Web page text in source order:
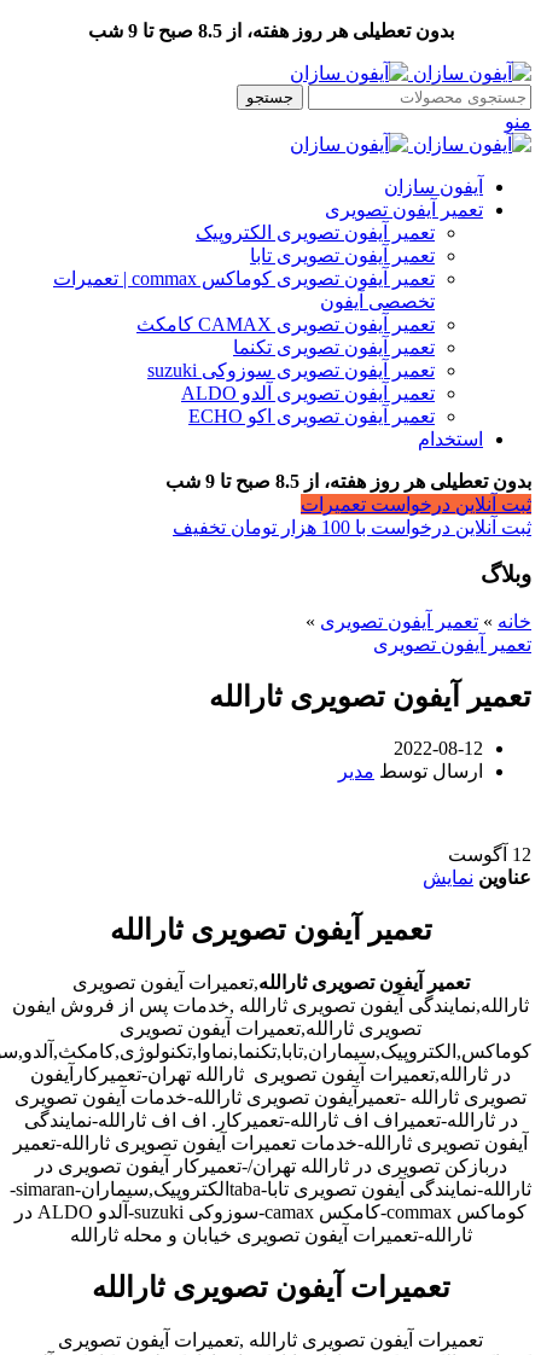
بدون تعطیلی هر روز هفته، از 8.5 صبح تا 9 شب
جستجو
منو
آیفون سازان
تعمیر آیفون تصویری
تعمیر آیفون تصویری الکتروپیک
تعمیر آیفون تصویری تابا
تعمیر آیفون تصویری کوماکس commax | تعمیرات
تخصصی آیفون
تعمیر آیفون تصویری CAMAX کامکث
تعمیر آیفون تصویری تکنما
تعمیر آیفون تصویری سوزوکی suzuki
تعمیر آیفون تصویری آلدو ALDO
تعمیر آیفون تصویری اکو ECHO
استخدام
بدون تعطیلی هر روز هفته، از 8.5 صبح تا 9 شب
ثبت آنلاین درخواست تعمیرات
ثبت آنلاین درخواست با 100 هزار تومان تخفیف
وبلاگ
خانه » تعمیر آیفون تصویری »
تعمیر آیفون تصویری
تعمیر آیفون تصویری ثارالله
2022-08-12
ارسال توسط مدیر
12 آگوست
عناوین نمایش
تعمیر آیفون تصویری ثارالله
تعمیر آیفون تصویری ثارالله,تعمیرات آیفون تصویری
ثارالله,نمایندگی آیفون تصویری ثارالله ,خدمات پس از فروش ایفون
تصویری ثارالله,تعمیرات آیفون تصویری
در ثارالله,تعمیرات آیفون تصویری ثارالله تهران-تعمیرکارآیفون
تصویری ثارالله -تعمیرآیفون تصویری ثارالله-خدمات آیفون تصویری
در ثارالله-تعمیراف اف ثارالله-تعمیرکار. اف اف ثارالله-نمایندگی
آیفون تصویری ثارالله-خدمات تعمیرات آیفون تصویری ثارالله-تعمیر
دربازکن تصویری در ثارالله تهران/-تعمیرکار آیفون تصویری در
ثارالله-نمایندگی آیفون تصویری تابا-tabaالکتروپیک,سیماران-simaran-
کوماکس commax-کامکس camax-سوزوکی suzuki-آلدو ALDO در
ثارالله-تعمیرات آیفون تصویری خیابان و محله ثارالله
تعمیرات آیفون تصویری ثارالله
تعمیرات آیفون تصویری ثارالله ,تعمیرات آیفون تصویری